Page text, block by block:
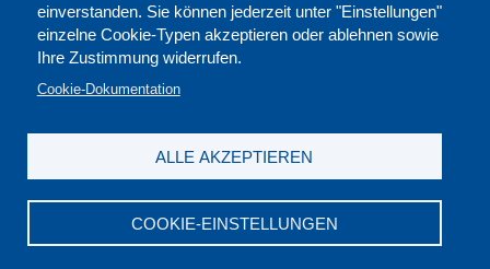
einverstanden. Sie können jederzeit unter "Einstellungen"
einzelne Cookie-Typen akzeptieren oder ablehnen sowie
Ihre Zustimmung widerrufen.
Cookie-Dokumentation
COOKIE-EINSTELLUNGEN
ALLE AKZEPTIEREN
DGB-Bildungswerk NRW e.V. © 2026